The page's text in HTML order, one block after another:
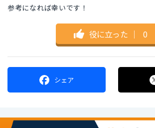
参考になれば幸いです！
役に立った ｜ 0
シェア